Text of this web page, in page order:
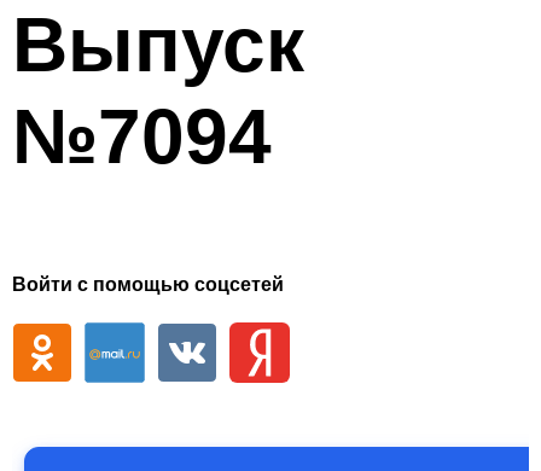
Выпуск
№7094
Войти с помощью соцсетей